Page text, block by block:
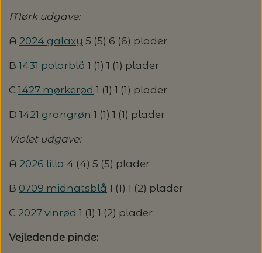
PASCULI: SUAVE - SPAR 20%
PÅ ALLE KITS
19 - 23)
JULEBRODERIER
MONDIAL
PERMIN
LENE HOLME SAMSØE - LEKNIT
ODD ROW
PETITEKNIT
RAUMA
MASKEWIRES
MÅLEBÅND / PINDEMÅLERE
STRIKKE- OG SYNÅLE
Mørk udgave:
A 2024 galaxy 5 (5) 6 (6) plader
B 1431 polarblå 1 (1) 1 (1) plader
C 1427 mørkerød 1 (1) 1 (1) plader
D 1421 grangrøn 1 (1) 1 (1) plader
Violet udgave:
A 2026 lilla 4 (4) 5 (5) plader
B 0709 midnatsblå 1 (1) 1 (2) plader
C 2027 vinrød 1 (1) 1 (2) plader
Vejledende pinde: